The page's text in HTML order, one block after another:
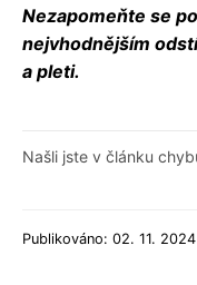
Nezapomeňte se
nejvhodnějším
a pleti.
Našli jste v článku
Publikováno: 02. 11. 2024